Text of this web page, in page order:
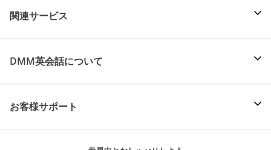
関連サービス
DMM英会話について
お客様サポート